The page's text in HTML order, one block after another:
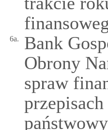
6a.
Bank
Obrony
spraw